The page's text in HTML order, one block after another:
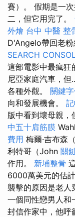
賽）。 假期是一
二，但它用完了。
外燴 台中 中醫 整
D'Angelo帶回老粉
SEARCH
這部電影中最瘋狂
尼亞家庭汽車，
各種外觀。 關鍵
向和發展機會。
版中看到壞母親，
中五十肩筋膜
費用 梅爾·吉布森
利特哥（John 關
作用。 新埔整骨
6000萬美元的估
襲擊的原因是老人
一個同性戀男人和
封信作家中，他呼